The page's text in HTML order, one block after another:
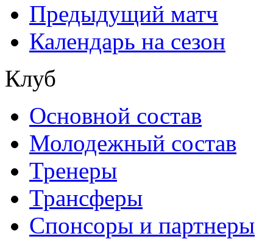
Предыдущий матч
Календарь на сезон
Клуб
Основной состав
Молодежный состав
Тренеры
Трансферы
Спонсоры и партнеры